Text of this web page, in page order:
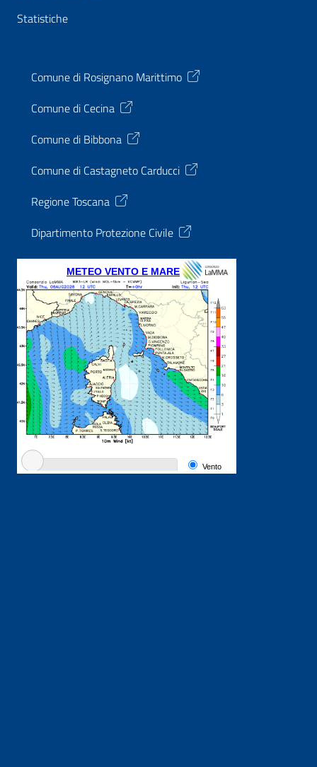
Statistiche
Comune di Rosignano Marittimo
Comune di Cecina
Comune di Bibbona
Comune di Castagneto Carducci
Regione Toscana
Dipartimento Protezione Civile